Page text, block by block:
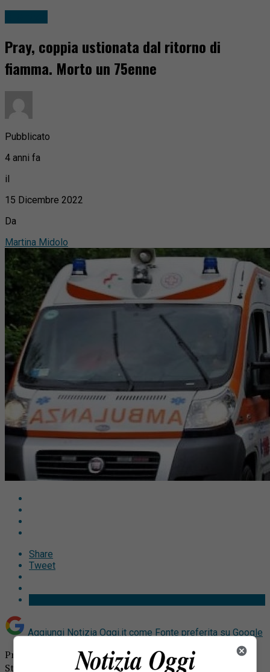
Pray, coppia ustionata dal ritorno di
fiamma. Morto un 75enne
Pubblicato
4 anni fa
il
15 Dicembre 2022
Da
Martina Midolo
Share
Tweet
Aggiungi Notizia Oggi.it come Fonte preferita su Google
Pray, coppia ustionata dal ritorno di fiamma della stufa.
Stavano tentando di accendere la stufa.